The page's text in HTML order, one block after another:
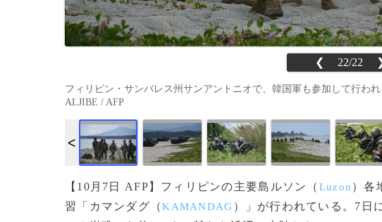
❮ 22/22
フィリピン・サンバレス州サンアントニオで、韓国軍も参加して行わ
ALJIBE / AFP
【10月7日 AFP】フィリピンの主要島ルソン（ Luzon ）各
習「カマンダグ（KAMANDAG ）」が行われている。7日